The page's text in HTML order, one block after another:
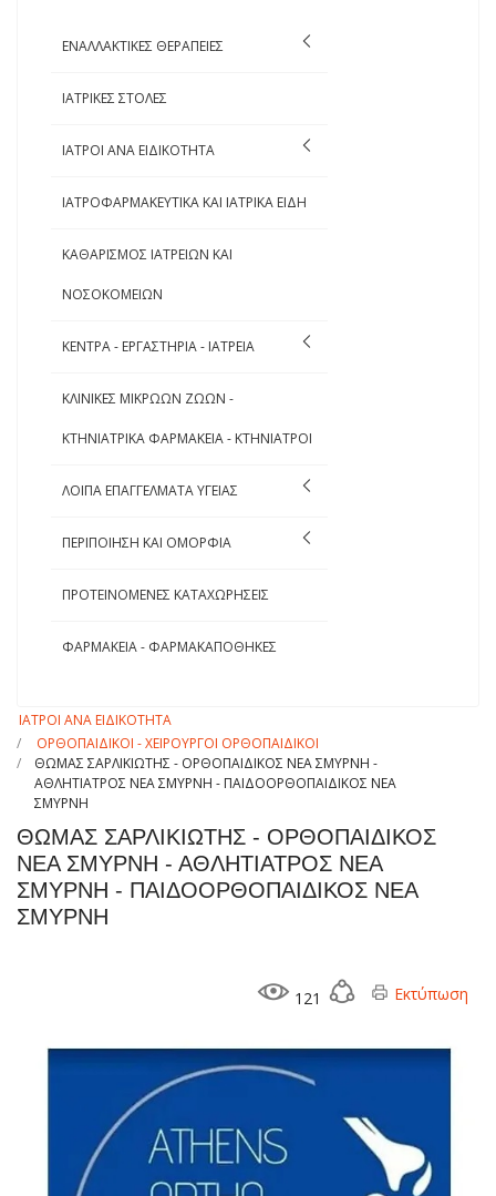
ΕΝΑΛΛΑΚΤΙΚΕΣ ΘΕΡΑΠΕΙΕΣ
ΙΑΤΡΙΚΕΣ ΣΤΟΛΕΣ
ΙΑΤΡΟΙ ΑΝΑ ΕΙΔΙΚΟΤΗΤΑ
ΙΑΤΡΟΦΑΡΜΑΚΕΥΤΙΚΑ ΚΑΙ ΙΑΤΡΙΚΑ ΕΙΔΗ
ΚΑΘΑΡΙΣΜΟΣ ΙΑΤΡΕΙΩΝ ΚΑΙ
ΝΟΣΟΚΟΜΕΙΩΝ
ΚΕΝΤΡΑ - ΕΡΓΑΣΤΗΡΙΑ - ΙΑΤΡΕΙΑ
ΚΛΙΝΙΚΕΣ ΜΙΚΡΩΩΝ ΖΩΩΝ -
ΚΤΗΝΙΑΤΡΙΚΑ ΦΑΡΜΑΚΕΙΑ - ΚΤΗΝΙΑΤΡΟΙ
ΛΟΙΠΑ ΕΠΑΓΓΕΛΜΑΤΑ ΥΓΕΙΑΣ
ΠΕΡΙΠΟΙΗΣΗ ΚΑΙ ΟΜΟΡΦΙΑ
ΠΡΟΤΕΙΝΟΜΕΝΕΣ ΚΑΤΑΧΩΡΗΣΕΙΣ
ΦΑΡΜΑΚΕΙΑ - ΦΑΡΜΑΚΑΠΟΘΗΚΕΣ
ΙΑΤΡΟΙ ΑΝΑ ΕΙΔΙΚΟΤΗΤΑ
ΟΡΘΟΠΑΙΔΙΚΟΙ - ΧΕΙΡΟΥΡΓΟΙ ΟΡΘΟΠΑΙΔΙΚΟΙ
ΘΩΜΑΣ ΣΑΡΛΙΚΙΩΤΗΣ - ΟΡΘΟΠΑΙΔΙΚΟΣ ΝΕΑ ΣΜΥΡΝΗ -
ΑΘΛΗΤΙΑΤΡΟΣ ΝΕΑ ΣΜΥΡΝΗ - ΠΑΙΔΟΟΡΘΟΠΑΙΔΙΚΟΣ ΝΕΑ
ΣΜΥΡΝΗ
ΘΩΜΑΣ ΣΑΡΛΙΚΙΩΤΗΣ - ΟΡΘΟΠΑΙΔΙΚΟΣ
ΝΕΑ ΣΜΥΡΝΗ - ΑΘΛΗΤΙΑΤΡΟΣ ΝΕΑ
ΣΜΥΡΝΗ - ΠΑΙΔΟΟΡΘΟΠΑΙΔΙΚΟΣ ΝΕΑ
ΣΜΥΡΝΗ
121 Εκτύπωση